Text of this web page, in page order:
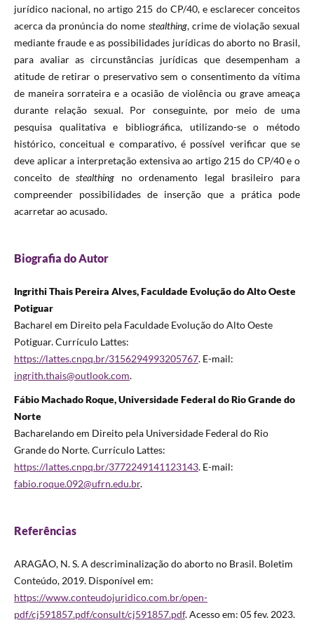
jurídico nacional, no artigo 215 do CP/40, e esclarecer conceitos
acerca da pronúncia do nome stealthing, crime de violação sexual
mediante fraude e as possibilidades jurídicas do aborto no Brasil,
para avaliar as circunstâncias jurídicas que desempenham a
atitude de retirar o preservativo sem o consentimento da vítima
de maneira sorrateira e a ocasião de violência ou grave ameaça
durante relação sexual. Por conseguinte, por meio de uma
pesquisa qualitativa e bibliográfica, utilizando-se o método
histórico, conceitual e comparativo, é possível verificar que se
deve aplicar a interpretação extensiva ao artigo 215 do CP/40 e o
conceito destealthing no ordenamento legal brasileiro para
compreender possibilidades de inserção que a prática pode
acarretar ao acusado.
Biografia do Autor
Ingrithi Thais Pereira Alves, Faculdade Evolução do Alto Oeste
Potiguar
Bacharel em Direito pela Faculdade Evolução do Alto Oeste
Potiguar. Currículo Lattes:
https://lattes.cnpq.br/3156294993205767. E-mail:
ingrith.thais@outlook.com.
Fábio Machado Roque, Universidade Federal do Rio Grande do
Norte
Bacharelando em Direito pela Universidade Federal do Rio
Grande do Norte. Currículo Lattes:
https://lattes.cnpq.br/3772249141123143. E-mail:
fabio.roque.092@ufrn.edu.br.
Referências
ARAGÃO, N. S. A descriminalização do aborto no Brasil. Boletim
Conteúdo, 2019. Disponível em:
https://www.conteudojuridico.com.br/open-
pdf/cj591857.pdf/consult/cj591857.pdf. Acesso em: 05 fev. 2023.